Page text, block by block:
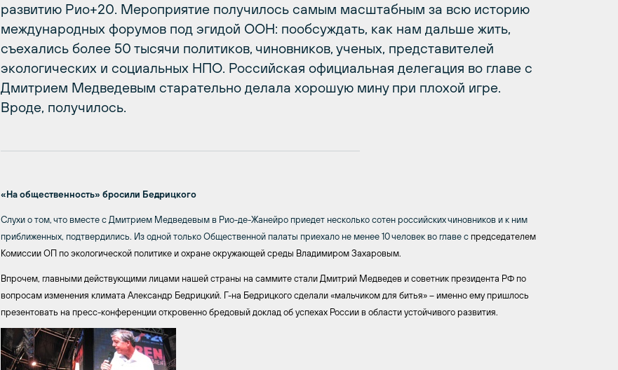
развитию Рио+20. Мероприятие получилось самым масштабным за всю историю
международных форумов под эгидой ООН: пообсуждать, как нам дальше жить,
съехались более 50 тысячи политиков, чиновников, ученых, представителей
экологических и социальных НПО. Российская официальная делегация во главе с
Дмитрием Медведевым старательно делала хорошую мину при плохой игре.
Вроде, получилось.
«На общественность» бросили Бедрицкого
Слухи о том, что вместе с Дмитрием Медведевым в Рио-де-Жанейро приедет несколько сотен российских чиновников и к ним
приближенных, подтвердились. Из одной только Общественной палаты приехало не менее 10 человек во главе с председателем
Комиссии ОП по экологической политике и охране окружающей среды Владимиром Захаровым.
Впрочем, главными действующими лицами нашей страны на саммите стали Дмитрий Медведев и советник президента РФ по
вопросам изменения климата Александр Бедрицкий. Г-на Бедрицкого сделали «мальчиком для битья» – именно ему пришлось
презентовать на пресс-конференции откровенно бредовый доклад об успехах России в области устойчивого развития.